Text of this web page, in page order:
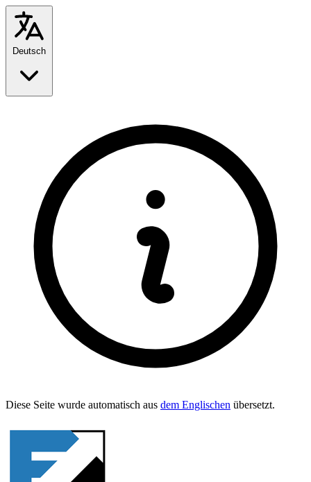
Diese Seite wurde automa­tisch aus dem Englis­chen übersetzt.